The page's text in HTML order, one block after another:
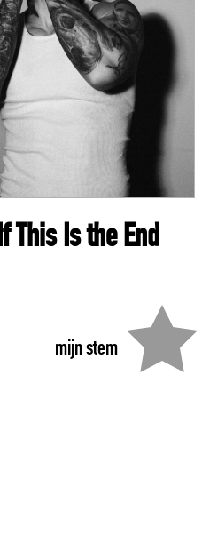
This Is the End
mijn stem